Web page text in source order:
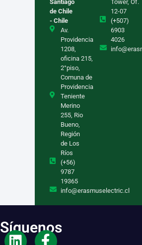
Santiago
de Chile
- Chile
Av.
Providencia
1208,
oficina 215,
2°piso,
Comuna de
Providencia
Teniente
Merino
255, Rio
Bueno,
Región
de Los
Ríos
(+56)
9787
19365
info@erasmuselectric.cl
Tower, Of.
12-07
(+507)
6903
4026
Síguenos